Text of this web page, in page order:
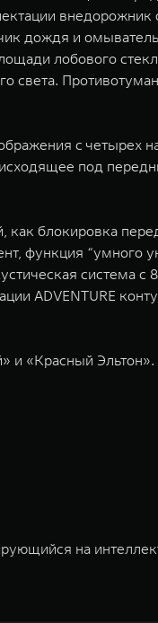
дождя и
лобового
света.
с четырех
под
как блокировка
функция “умного
система с
ADVENTURE
и «Красный Эльтон».
на